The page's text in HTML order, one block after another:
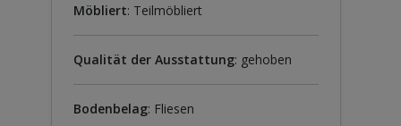
Möbliert: Teilmöbliert
Qualität der Ausstattung: gehoben
Bodenbelag: Fliesen